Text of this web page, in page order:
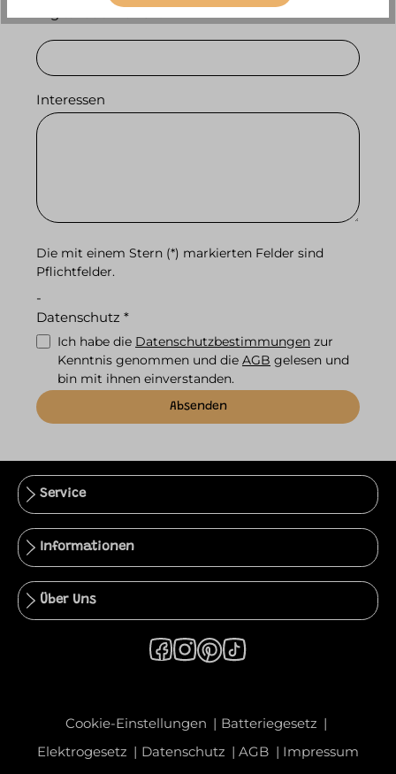
Interessen
Die mit einem Stern (*) markierten Felder sind
Pflichtfelder.
-
Datenschutz *
Ich habe die Datenschutzbestimmungen zur
Kenntnis genommen und die AGB gelesen und
bin mit ihnen einverstanden.
Absenden
Service
Informationen
Über Uns
Cookie-Einstellungen
Batteriegesetz
Elektrogesetz
Datenschutz AGB Impressum